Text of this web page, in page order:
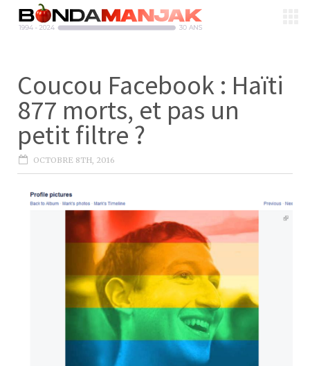
Coucou Facebook : Haïti
877 morts, et pas un
petit filtre ?
OCTOBRE 8TH, 2016